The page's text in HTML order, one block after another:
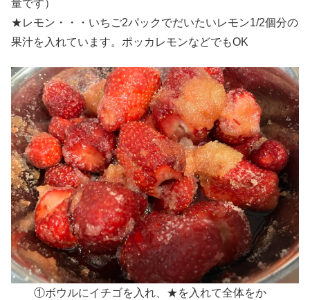
量です）
★レモン・・・いちご2パックでだいたいレモン1/2個分の
果汁を入れています。ポッカレモンなどでもOK
①ボウルにイチゴを入れ、★を入れて全体をか